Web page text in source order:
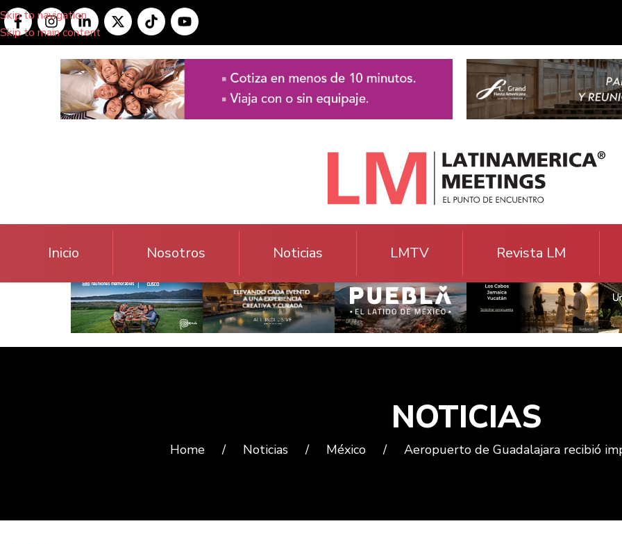
Skip to navigation
Skip to main content
Inicio Nosotros Noticias LMTV Revista LM
NOTICIAS
Home / Noticias / México / Aeropuerto de Guadalajara recibió